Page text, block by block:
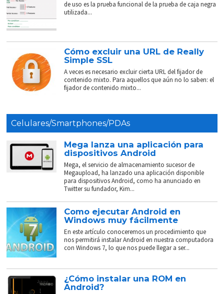
de uso es la prueba funcional de la prueba de caja negra
utilizada...
Cómo excluir una URL de Really
Simple SSL
A veces es necesario excluir cierta URL del fijador de
contenido mixto. Para aquellos que aún no lo saben: el
fijador de contenido mixto...
Celulares/Smartphones/PDAs
Mega lanza una aplicación para
dispositivos Android
Mega, el servicio de almacenamiento sucesor de
Megaupload, ha lanzado una aplicación disponible
para dispositivos Android, como ha anunciado en
Twitter su fundador, Kim...
Como ejecutar Android en
Windows muy fácilmente
En este artículo conoceremos un procedimiento que
nos permitirá instalar Android en nuestra computadora
con Windows 7, lo que nos puede llegar a ser...
¿Cómo instalar una ROM en
Android?